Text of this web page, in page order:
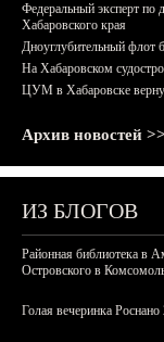
Федеральный эксперт по
Хабаровского края
Дноуглубительный флот
На Хабаровском
ЦУМ в Хабаровске
Архив новостей >>
ИЗ БЛОГОВ
Районная библиотека в
Островского в
Голая вечеринка Роснано